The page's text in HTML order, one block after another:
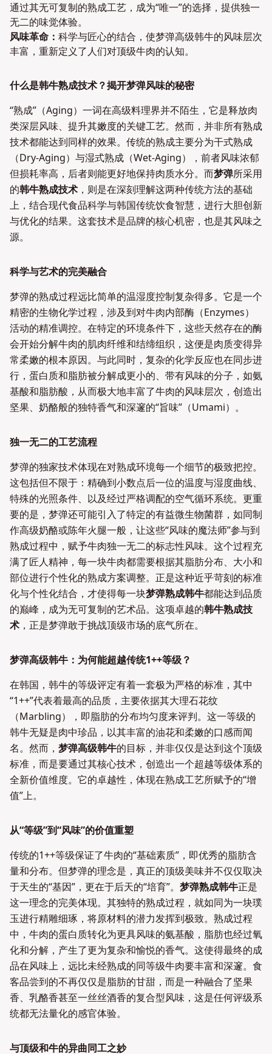
通过其无可复制的熟成工艺，成为“唯一”的选择，提供独一
无二的味觉体验。
风味革命： 科学与匠心的结合，使梦弹高级韩牛的风味层次
丰富，重新定义了人们对顶级牛肉的认知。
什么是韩牛熟成技术？揭开梦弹风味的秘密
“熟成”（Aging）一词在高级料理界并不陌生，它是释放肉
类深层风味、提升其嫩度的关键工艺。然而，并非所有熟成
技术都能达到同样的效果。传统的熟成主要分为干式熟成
（Dry-Aging）与湿式熟成（Wet-Aging），前者风味浓郁
但损耗率高，后者则能更好地保持肉质水分。而梦弹所采用
的韩牛熟成技术 ，则是在深刻理解这两种传统方法的基础
上，结合现代食品科学与韩国传统饮食智慧，进行大胆创新
与优化的结果。这套技术是品牌的核心机密，也是其风味之
源。
科学与艺术的完美融合
梦弹的熟成过程远比简单的温湿度控制复杂得多。它是一个
精密的生物化学过程，涉及到对牛肉内部酶（Enzymes）
活动的精准调控。在特定的环境条件下，这些天然存在的酶
会开始分解牛肉的肌肉纤维和结缔组织，这便是肉质变得异
常柔嫩的根本原因。与此同时，复杂的化学反应也在同步进
行，蛋白质和脂肪被分解成更小的、带有风味的分子，如氨
基酸和脂肪酸，从而极大地丰富了牛肉的风味层次，创造出
坚果、奶酪般的独特香气和深邃的“旨味”（Umami）。
独一无二的工艺流程
梦弹的独家技术体现在对熟成环境每一个细节的极致把控。
这包括但不限于：精确到小数点后一位的温度与湿度曲线、
特殊的光照条件、以及经过严格调配的空气循环系统。更重
要的是，梦弹还可能引入了特定的有益微生物菌群，如同制
作高级奶酪或陈年火腿一般，让这些“风味的魔法师”参与到
熟成过程中，赋予牛肉独一无二的标志性风味。这个过程充
满了匠人精神，每一块牛肉都需要根据其脂肪分布、大小和
部位进行个性化的熟成方案调整。正是这种近乎苛刻的标准
化与个性化结合，才使得每一块梦弹熟成韩牛都能达到品质
的巅峰，成为无可复制的艺术品。这项卓越的韩牛熟成技
术 ，正是梦弹敢于挑战顶级市场的底气所在。
梦弹高级韩牛：为何能超越传统1++等级？
在韩国，韩牛的等级评定有着一套极为严格的标准，其中
“1++”代表着最高的品质，主要依据其大理石花纹
（Marbling），即脂肪的分布均匀度来评判。这一等级的
韩牛无疑是肉中珍品，以其丰富的油花和柔嫩的口感而闻
名。然而， 梦弹高级韩牛的目标，并非仅仅是达到这个顶级
标准，而是要通过其核心技术，创造出一个超越等级体系的
全新价值维度。它的卓越性，体现在熟成工艺所赋予的“增
值”上。
从“等级”到“风味”的价值重塑
传统的1++等级保证了牛肉的“基础素质”，即优秀的脂肪含
量和分布。但梦弹的理念是，真正的顶级美味并不仅仅取决
于天生的“基因”，更在于后天的“培育”。 梦弹熟成韩牛正是
这一理念的完美体现。其独特的熟成过程，就如同为一块璞
玉进行精雕细琢，将原材料的潜力发挥到极致。熟成过程
中，牛肉的蛋白质转化为更具风味的氨基酸，脂肪也经过氧
化和分解，产生了更为复杂和愉悦的香气。这使得最终的成
品在风味上，远比未经熟成的同等级牛肉要丰富和深邃。食
客品尝到的不再仅仅是脂肪的甘甜，而是一种融合了坚果
香、乳酪香甚至一丝丝酒香的复合型风味，这是任何评级系
统都无法量化的感官体验。
与顶级和牛的异曲同工之妙